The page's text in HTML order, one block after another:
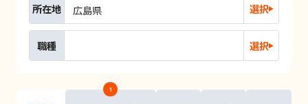
所在地 広島県 選択
職種 選択
1